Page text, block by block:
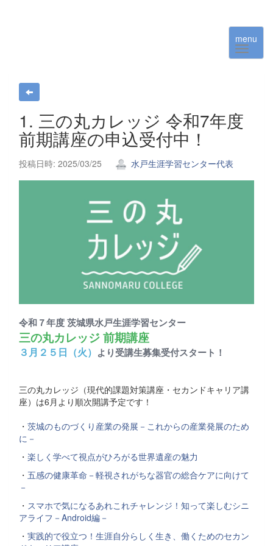
menu
1. 三の丸カレッジ 令和7年度
前期講座の申込受付中！
投稿日時: 2025/03/25 水戸生涯学習センター代表
令和７年度 茨城県水戸生涯学習センター
三の丸カレッジ 前期講座
３月２５日（火） より受講生募集受付スタート！
三の丸カレッジ（現代的課題対策講座・セカンドキャリア講
座）は6月より順次開講予定です！
・ 茨城のものづくり産業の発展－これからの産業発展のため
に－
・ 楽しく学べて視点がひろがる世界遺産の魅力
・ 五感の健康革命－軽視されがちな器官の総合ケアに向けて
－
・ スマホで気になるあれこれチャレンジ！知って楽しむシニ
アライフ－Android編－
・ 実践的で役立つ！生涯自分らしく生き、働くためのセカン